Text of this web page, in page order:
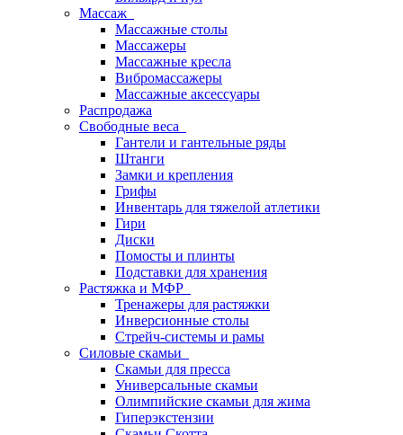
Массаж
Массажные столы
Массажеры
Массажные кресла
Вибромассажеры
Массажные аксессуары
Распродажа
Свободные веса
Гантели и гантельные ряды
Штанги
Замки и крепления
Грифы
Инвентарь для тяжелой атлетики
Гири
Диски
Помосты и плинты
Подставки для хранения
Растяжка и МФР
Тренажеры для растяжки
Инверсионные столы
Стрейч-системы и рамы
Силовые скамьи
Скамьи для пресса
Универсальные скамьи
Олимпийские скамьи для жима
Гиперэкстензии